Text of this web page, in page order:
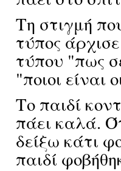
Τη στιγμή
τύπος
τύπου "πως
"ποιοι είναι
Το παιδί
πάει καλά.
δείξω κάτι
παιδί